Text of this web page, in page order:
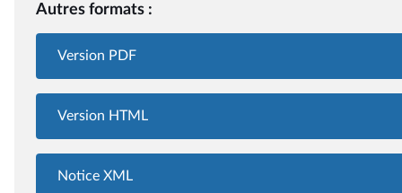
Autres formats :
Version PDF
Version HTML
Notice XML